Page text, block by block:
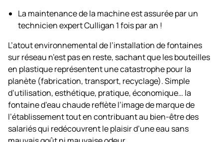
La maintenance de la machine est assurée par un
technicien expert Culligan 1 fois par an !
L’atout environnemental de l’installation de fontaines
sur réseau n’est pas en reste, sachant que les bouteilles
en plastique représentent une catastrophe pour la
planète (fabrication, transport, recyclage). Simple
d’utilisation, esthétique, pratique, économique… la
fontaine d’eau chaude reflète l’image de marque de
l’établissement tout en contribuant au bien-être des
salariés qui redécouvrent le plaisir d’une eau sans